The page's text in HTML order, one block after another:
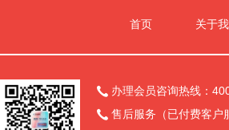
首页 关于
 办理会员咨询热线：
 售后服务（已付费客户